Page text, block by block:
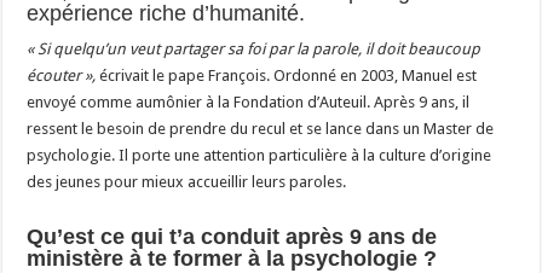
expérience riche d’humanité.
« Si quelqu’un veut partager sa foi par la parole, il doit beaucoup
écouter »,écrivait le pape François. Ordonné en 2003, Manuel est
envoyé comme aumônier à la Fondation d’Auteuil. Après 9 ans, il
ressent le besoin de prendre du recul et se lance dans un Master de
psychologie. Il porte une attention particulière à la culture d’origine
des jeunes pour mieux accueillir leurs paroles.
Qu’est ce qui t’a conduit après 9 ans de
ministère à te former à la psychologie ?